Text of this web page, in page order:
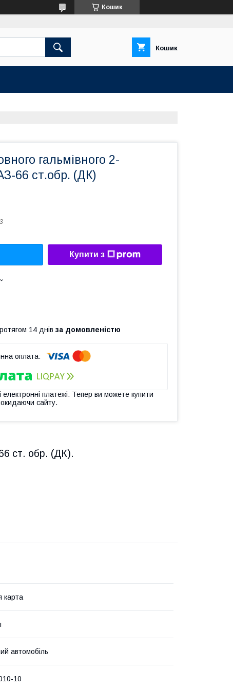
Кошик
Кошик
гальмівного 2-
66 ст.обр. (ДК)
Купити з
14 днів за домовленістю
електронні платежі. Тепер ви можете купити
сайту.
ст. обр. (ДК).
карта
автомобіль
10